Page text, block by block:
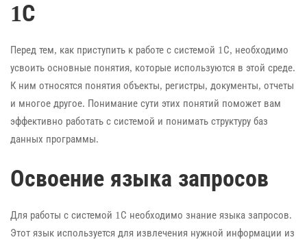
1С
Перед тем, как приступить к работе с системой 1С, необходимо
усвоить основные понятия, которые используются в этой среде.
К ним относятся понятия объекты, регистры, документы, отчеты
и многое другое. Понимание сути этих понятий поможет вам
эффективно работать с системой и понимать структуру баз
данных программы.
Освоение языка запросов
Для работы с системой 1С необходимо знание языка запросов.
Этот язык используется для извлечения нужной информации из